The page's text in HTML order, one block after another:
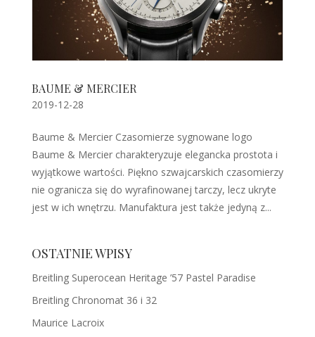
BAUME & MERCIER
2019-12-28
Baume & Mercier Czasomierze sygnowane logo
Baume & Mercier charakteryzuje elegancka prostota i
wyjątkowe wartości. Piękno szwajcarskich czasomierzy
nie ogranicza się do wyrafinowanej tarczy, lecz ukryte
jest w ich wnętrzu. Manufaktura jest także jedyną z...
OSTATNIE WPISY
Breitling Superocean Heritage ’57 Pastel Paradise
Breitling Chronomat 36 i 32
Maurice Lacroix